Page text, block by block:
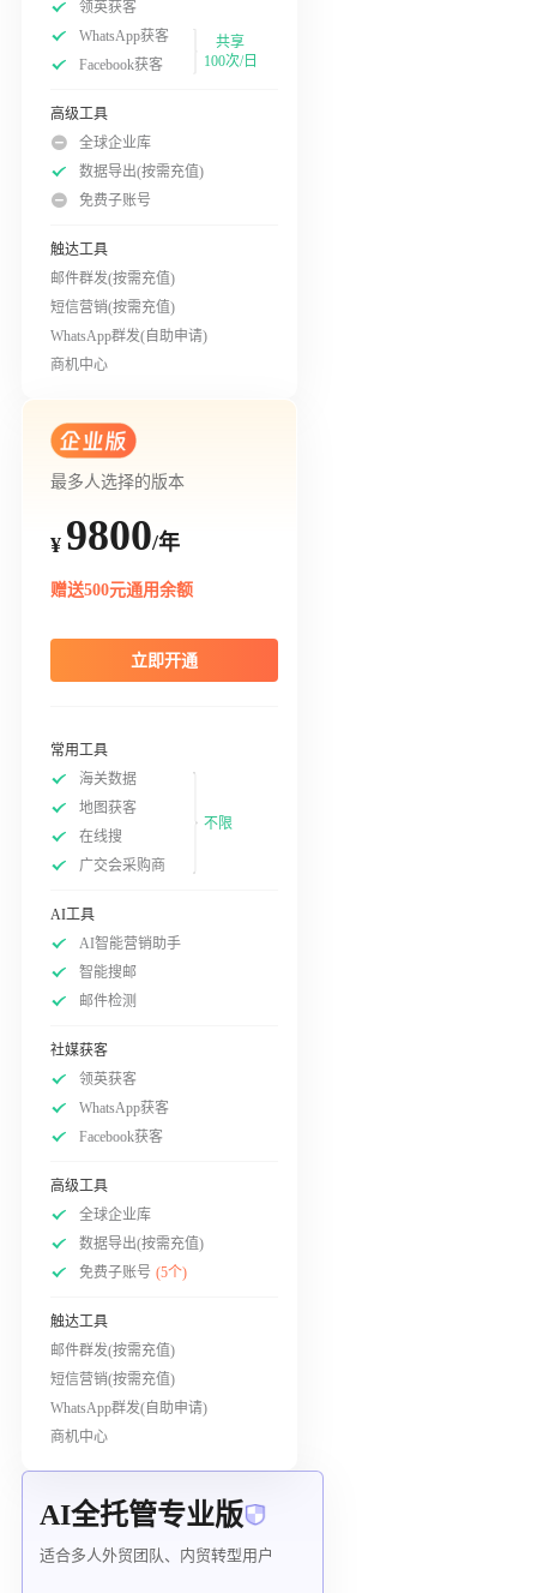
领英获客
WhatsApp获客
Facebook获客
共享
100次/日
高级工具
全球企业库
数据导出(按需充值)
免费子账号
触达工具
邮件群发(按需充值)
短信营销(按需充值)
WhatsApp群发(自助申请)
商机中心
最多人选择的版本
¥ 9800/年
赠送500元通用余额
立即开通
常用工具
海关数据
地图获客
在线搜
广交会采购商
不限
AI工具
AI智能营销助手
智能搜邮
邮件检测
社媒获客
领英获客
WhatsApp获客
Facebook获客
高级工具
全球企业库
数据导出(按需充值)
免费子账号 (5个)
触达工具
邮件群发(按需充值)
短信营销(按需充值)
WhatsApp群发(自助申请)
商机中心
AI全托管专业版
适合多人外贸团队、内贸转型用户